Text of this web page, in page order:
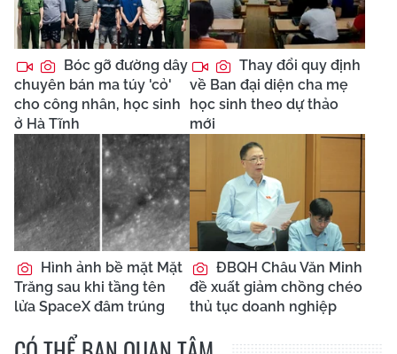
Bóc gỡ đường dây
chuyên bán ma túy 'cỏ'
cho công nhân, học sinh
ở Hà Tĩnh
Thay đổi quy định
về Ban đại diện cha mẹ
học sinh theo dự thảo
mới
Hình ảnh bề mặt Mặt
Trăng sau khi tầng tên
lửa SpaceX đâm trúng
ĐBQH Châu Văn Minh
đề xuất giảm chồng chéo
thủ tục doanh nghiệp